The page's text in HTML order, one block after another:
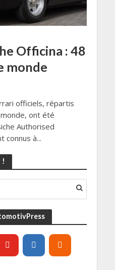
Officina : 48
monde
officiels, répartis
ont été
Authorised
connus à...
!